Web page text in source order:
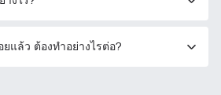
แล้ว ต้องทำอย่างไรต่อ?